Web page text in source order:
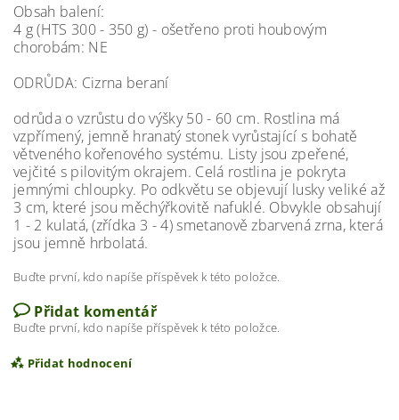
Obsah balení:
4 g (HTS 300 - 350 g) - ošetřeno proti houbovým
chorobám: NE
ODRŮDA: Cizrna beraní
odrůda o vzrůstu do výšky 50 - 60 cm. Rostlina má
vzpřímený, jemně hranatý stonek vyrůstající s bohatě
větveného kořenového systému. Listy jsou zpeřené,
vejčité s pilovitým okrajem. Celá rostlina je pokryta
jemnými chloupky. Po odkvětu se objevují lusky veliké až
3 cm, které jsou měchýřkovitě nafuklé. Obvykle obsahují
1 - 2 kulatá, (zřídka 3 - 4) smetanově zbarvená zrna, která
jsou jemně hrbolatá.
Buďte první, kdo napíše příspěvek k této položce.
Přidat komentář
Buďte první, kdo napíše příspěvek k této položce.
Přidat hodnocení